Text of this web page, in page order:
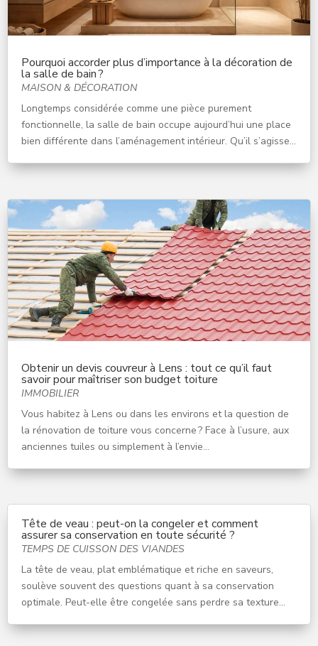
Pourquoi accorder plus d’importance à la décoration de
la salle de bain ?
MAISON & DÉCORATION
Longtemps considérée comme une pièce purement
fonctionnelle, la salle de bain occupe aujourd’hui une place
bien différente dans l’aménagement intérieur. Qu’il s’agisse...
Obtenir un devis couvreur à Lens : tout ce qu’il faut
savoir pour maîtriser son budget toiture
IMMOBILIER
Vous habitez à Lens ou dans les environs et la question de
la rénovation de toiture vous concerne ? Face à l’usure, aux
anciennes tuiles ou simplement à l’envie...
Tête de veau : peut-on la congeler et comment
assurer sa conservation en toute sécurité ?
TEMPS DE CUISSON DES VIANDES
La tête de veau, plat emblématique et riche en saveurs,
soulève souvent des questions quant à sa conservation
optimale. Peut-elle être congelée sans perdre sa texture...